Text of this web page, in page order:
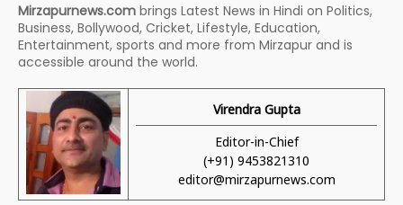
Mirzapurnews.com brings Latest News in Hindi on Politics,
Business, Bollywood, Cricket, Lifestyle, Education,
Entertainment, sports and more from Mirzapur and is
accessible around the world.
Virendra Gupta
Editor-in-Chief
(+91) 9453821310
editor@mirzapurnews.com